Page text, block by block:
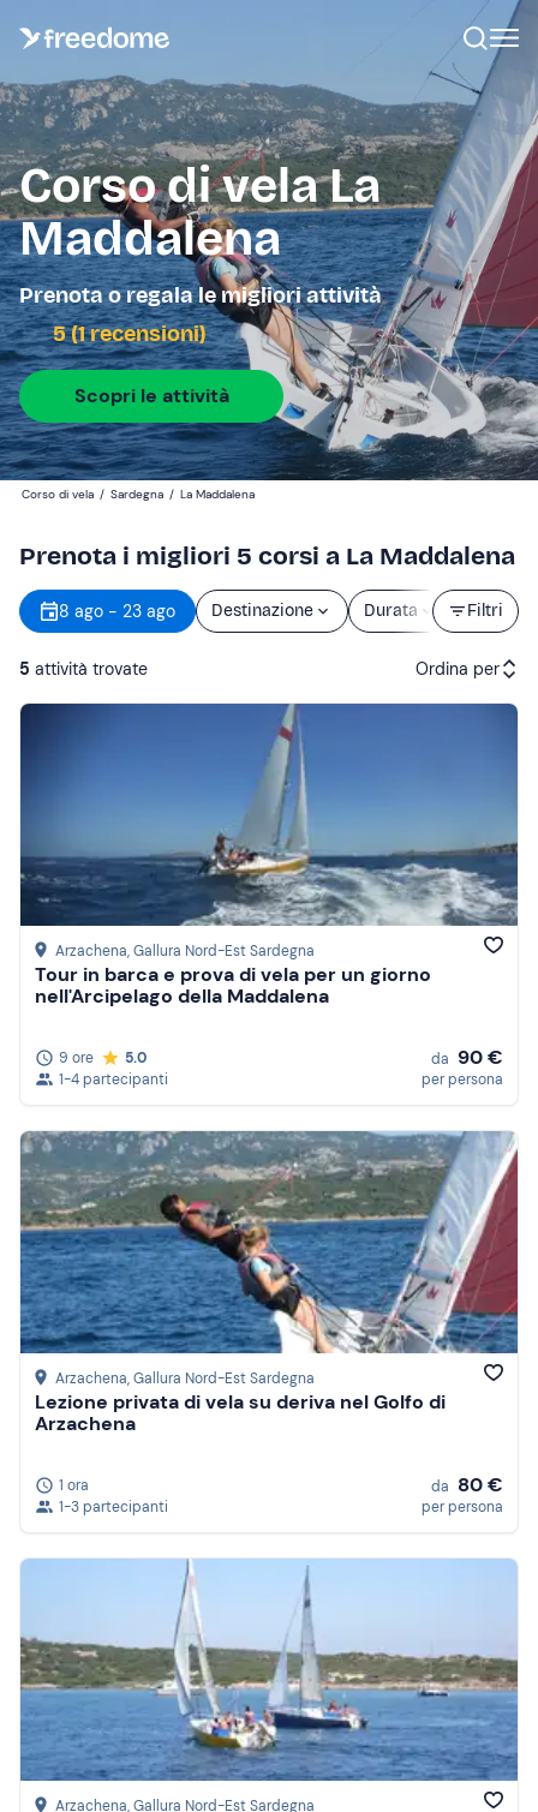
Corso di vela La
Maddalena
Prenota o regala le migliori attività
5 (1 recensioni)
Scopri le attività
Corso di vela / Sardegna / La Maddalena
Prenota i migliori 5 corsi a La Maddalena
Filtri
8 ago - 23 ago Destinazione Durata Prezzo
5 attività trovate Ordina per
Recensioni
Arzachena, Gallura Nord-Est Sardegna
Tour in barca e prova di vela per un giorno
nell'Arcipelago della Maddalena
9 ore
5.0
1-4 partecipanti
da 90 €
per persona
Arzachena, Gallura Nord-Est Sardegna
Lezione privata di vela su deriva nel Golfo di
Arzachena
1 ora
1-3 partecipanti
da 80 €
per persona
Arzachena, Gallura Nord-Est Sardegna